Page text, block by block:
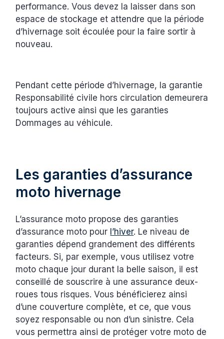
performance. Vous devez la laisser dans son
espace de stockage et attendre que la période
d’hivernage soit écoulée pour la faire sortir à
nouveau.
Pendant cette période d’hivernage, la garantie
Responsabilité civile hors circulation demeurera
toujours active ainsi que les garanties
Dommages au véhicule.
Les garanties d’assurance
moto hivernage
L’assurance moto propose des garanties
d’assurance moto pour l’hiver. Le niveau de
garanties dépend grandement des différents
facteurs. Si, par exemple, vous utilisez votre
moto chaque jour durant la belle saison, il est
conseillé de souscrire à une assurance deux-
roues tous risques. Vous bénéficierez ainsi
d’une couverture complète, et ce, que vous
soyez responsable ou non d’un sinistre. Cela
vous permettra ainsi de protéger votre moto de